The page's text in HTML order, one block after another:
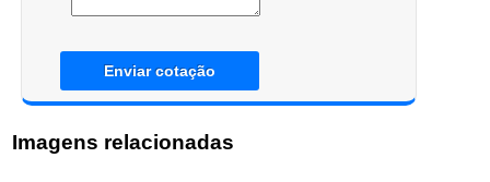
Enviar cotação
Imagens relacionadas